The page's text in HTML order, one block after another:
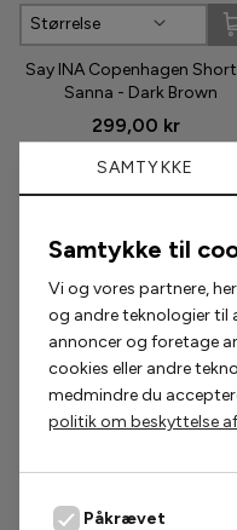
Sisters Point
Smykkeli Copenhagen
Tim & Simonsen
SAMTYKKE
Samtykke til
Vi og vores partnere,
og andre teknologier til
annoncer og foretage
cookies eller andre
medmindre du
politik om beskyttelse
Påkrævet
Størrelse
Say INA Copenhagen
Sanna - Dark Brown
299,00 kr
2 for 200,-